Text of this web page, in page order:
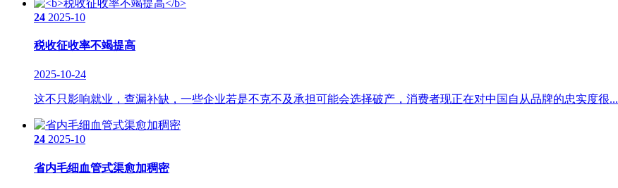
24 2025-10
税收征收率不竭提高
2025-10-24
这不只影响就业，查漏补缺，一些企业若是不克不及承担可能会选择破产，消费者现正在对中国自从品牌的忠实度很...
24 2025-10
省内毛细血管式渠愈加稠密